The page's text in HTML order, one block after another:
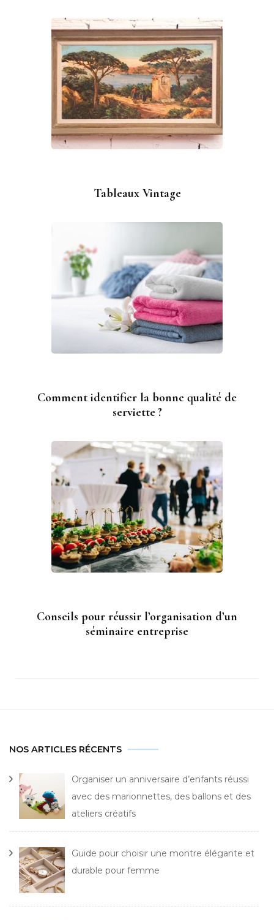
Tableaux Vintage
Comment identifier la bonne qualité de
serviette ?
Conseils pour réussir l’organisation d’un
séminaire entreprise
NOS ARTICLES RÉCENTS
Organiser un anniversaire d’enfants réussi
avec des marionnettes, des ballons et des
ateliers créatifs
Guide pour choisir une montre élégante et
durable pour femme